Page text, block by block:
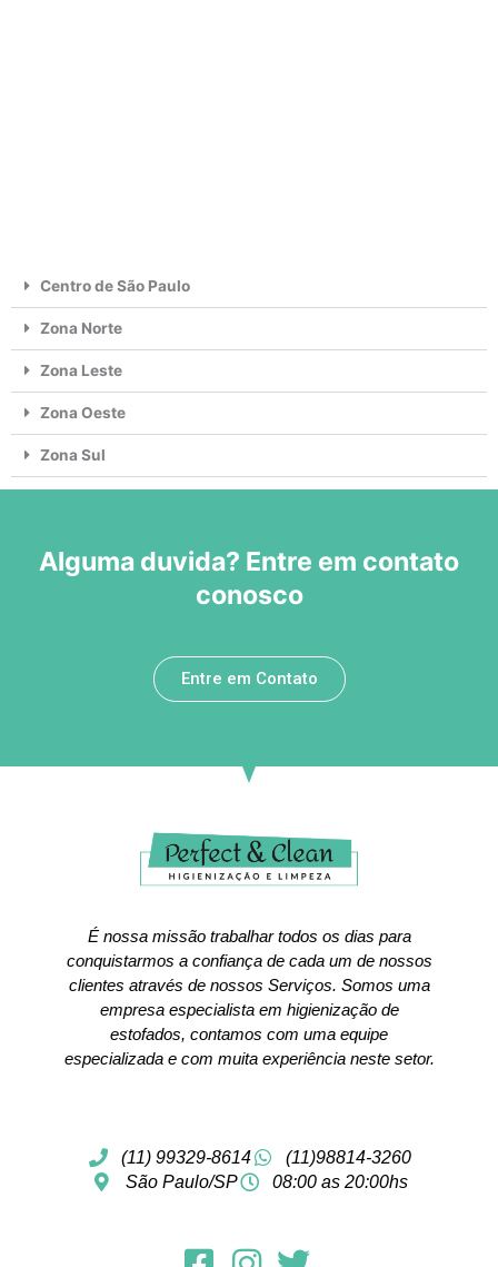
Centro de São Paulo
Zona Norte
Zona Leste
Zona Oeste
Zona Sul
Alguma duvida? Entre em contato
conosco
Entre em Contato
É nossa missão trabalhar todos os dias para
conquistarmos a confiança de cada um de nossos
clientes através de nossos Serviços. Somos uma
empresa especialista em higienização de
estofados, contamos com uma equipe
especializada e com muita experiência neste setor.
(11) 99329-8614
(11)98814-3260
São Paulo/SP
08:00 as 20:00hs